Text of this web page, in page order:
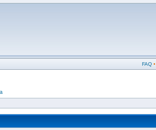
FAQ•